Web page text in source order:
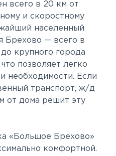
всего в 20 км от
и скоростному
населенный
Брехово — всего в
крупного города
позволяет легко
необходимости. Если
транспорт, ж/д
от дома решит эту
«Большое Брехово»
комфортной.